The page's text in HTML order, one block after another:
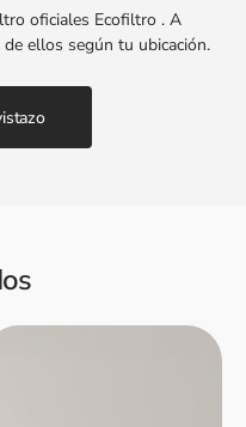
oficiales Ecofiltro . A
ellos según tu ubicación.